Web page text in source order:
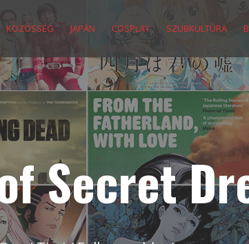
KÖZÖSSÉG JAPÁN COSPLAY SZUBKULTÚRA
Secret